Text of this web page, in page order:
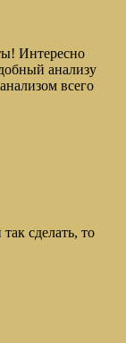
Интересно
анализу
всего
сделать, то